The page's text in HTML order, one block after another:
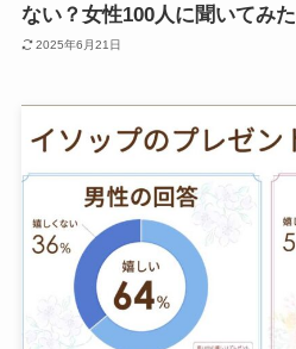
ない？女性100人に聞いてみた
2025年6月21日